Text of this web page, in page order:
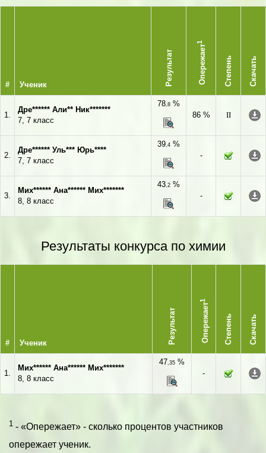
# Ученик Результат Опережает
1
Степень Скачать
1.
Дре****** Али** Ник*******
7, 7 класс
78,8 %
86 %
II
2.
Дре****** Уль*** Юрь****
7, 7 класс
39,4 %
-
3.
Мих****** Ана****** Мих*******
8, 8 класс
43,2 %
-
Результаты конкурса по химии
# Ученик Результат Опережает
1
Степень Скачать
1.
Мих****** Ана****** Мих*******
8, 8 класс
47,35 %
-
1 - «Опережает» - сколько процентов участников
опережает ученик.